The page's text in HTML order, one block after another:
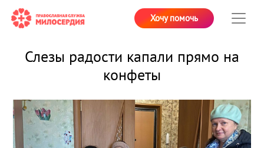
Хочу помочь
Слезы радости капали прямо на
конфеты